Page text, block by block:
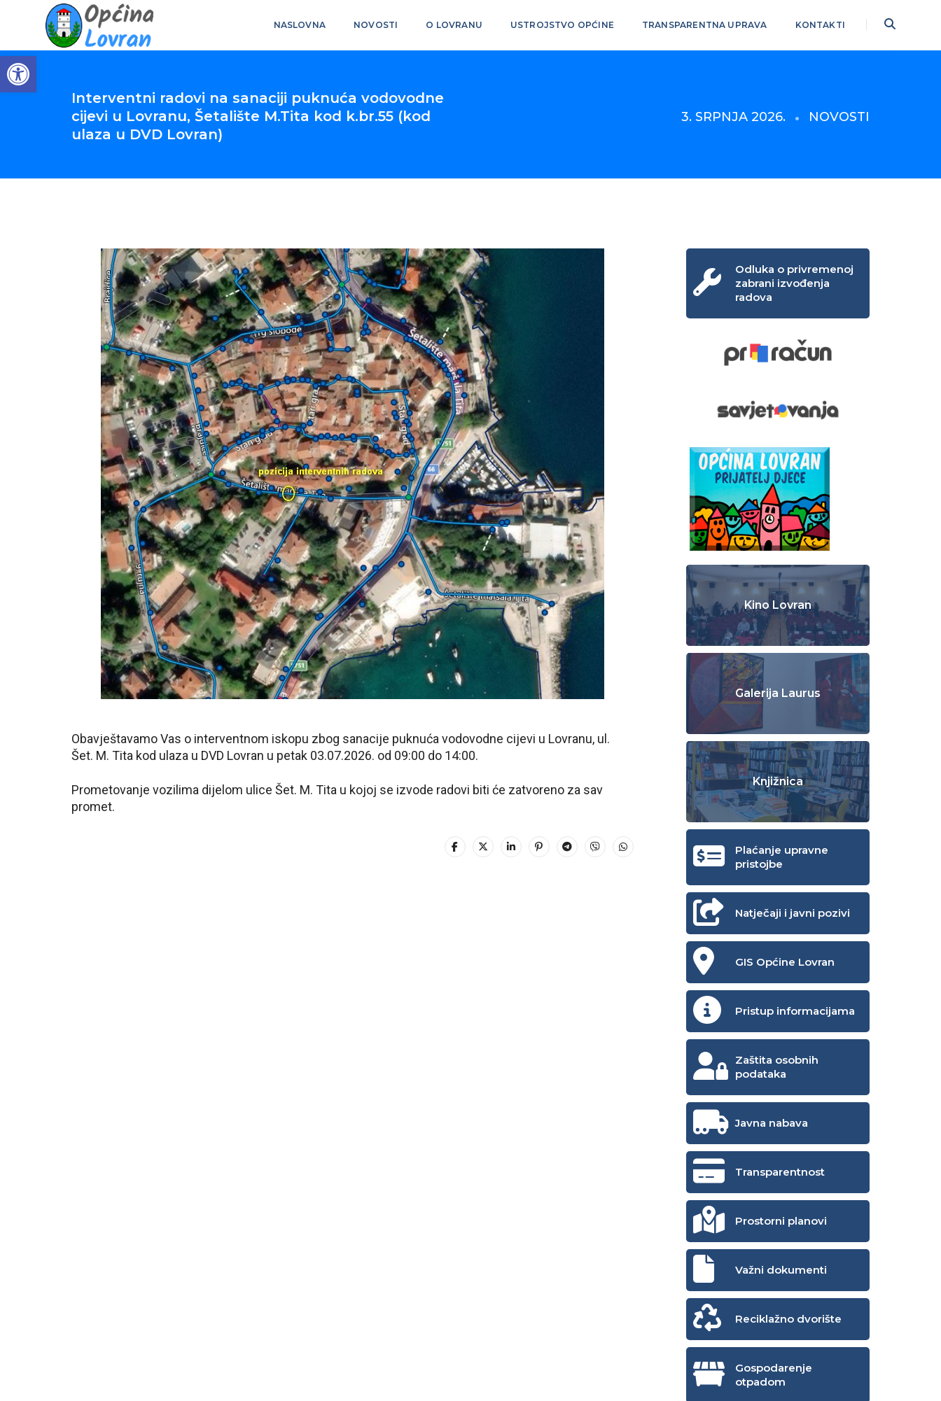
Open toolbar
NASLOVNA NOVOSTI O LOVRANU USTROJSTVO OPĆINE TRANSPARENTNA UPRAVA KONTAKTI
Interventni radovi na sanaciji puknuća vodovodne
cijevi u Lovranu, Šetalište M.Tita kod k.br.55 (kod
ulaza u DVD Lovran)
3. SRPNJA 2026. NOVOSTI
Obavještavamo Vas o interventnom iskopu zbog sanacije puknuća vodovodne cijevi u Lovranu, ul.
Šet. M. Tita kod ulaza u DVD Lovran u petak 03.07.2026. od 09:00 do 14:00.
Prometovanje vozilima dijelom ulice Šet. M. Tita u kojoj se izvode radovi biti će zatvoreno za sav
promet.
Odluka o privremenoj
zabrani izvođenja
radova
Kino Lovran
Galerija Laurus
Knjižnica
Plaćanje upravne
pristojbe
Natječaji i javni pozivi
GIS Općine Lovran
Pristup informacijama
Zaštita osobnih
podataka
Javna nabava
Transparentnost
Prostorni planovi
Važni dokumenti
Reciklažno dvorište
Gospodarenje
otpadom